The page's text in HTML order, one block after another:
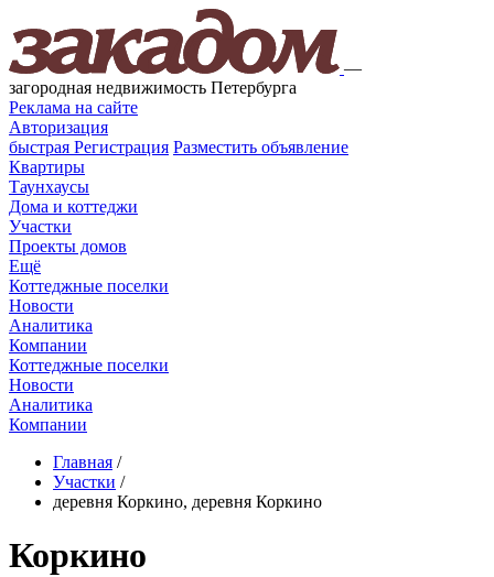
—
загородная недвижимость Петербурга
Реклама на сайте
Авторизация
быстрая Регистрация Разместить объявление
Квартиры
Таунхаусы
Дома и коттеджи
Участки
Проекты домов
Ещё
Коттеджные поселки
Новости
Аналитика
Компании
Коттеджные поселки
Новости
Аналитика
Компании
Главная /
Участки /
деревня Коркино, деревня Коркино
Коркино